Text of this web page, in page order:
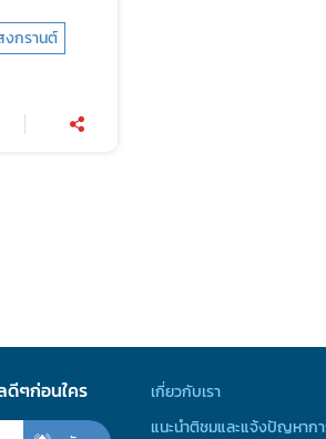
งกรานต์
ดีๆก่อนใคร
เกี่ยวกับเรา
แนะนำติชมและแจ้งปัญหากา